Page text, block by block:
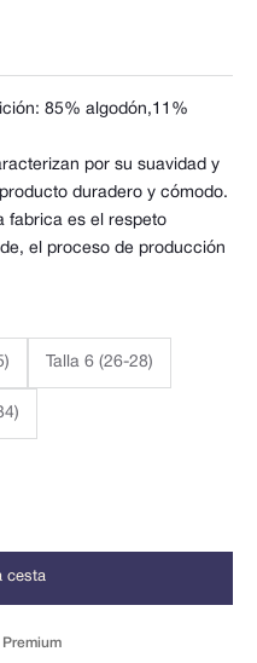
85% algodón,11%
por su suavidad y
duradero y cómodo.
fabrica es el respeto
el proceso de producción
Talla 6 (26-28)
cesta